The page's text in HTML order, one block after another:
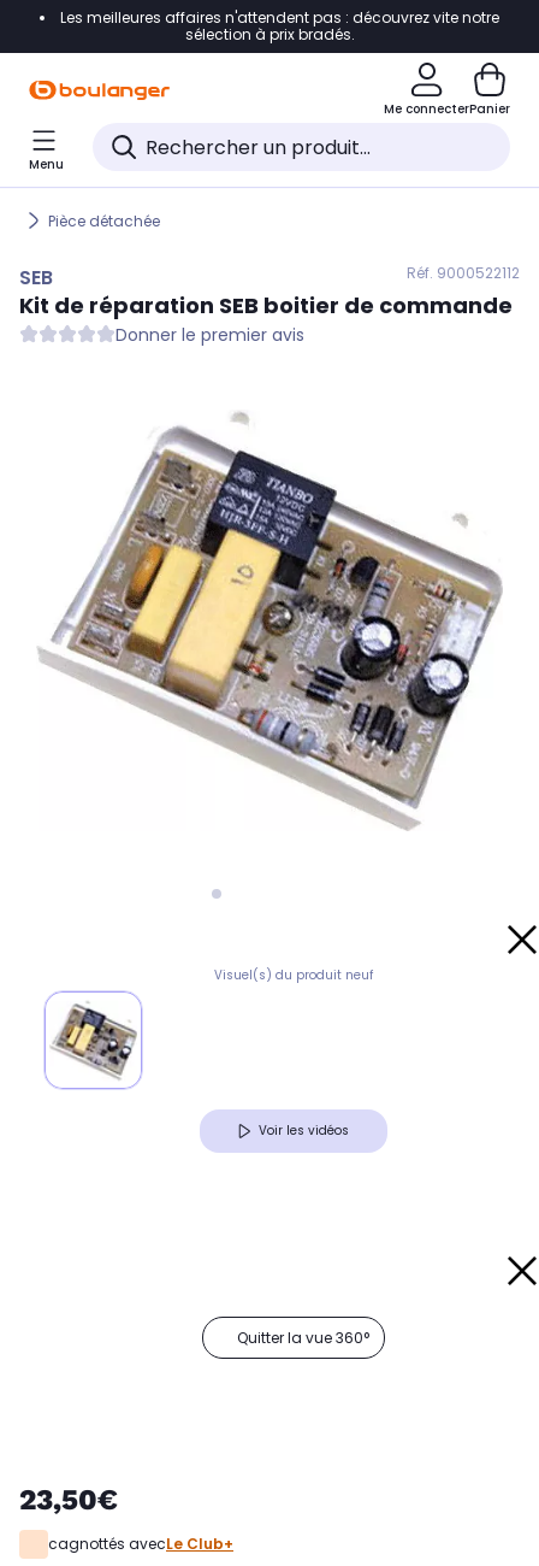
Accéder directement à la navigation
Accéder directement au pied de page
Accéder directement au chatbot
Les meilleures affaires n'attendent pas : découvrez vite notre
sélection à prix bradés.
Me connecterPanier
Menu
Pièce détachée
SEB Réf. 9000522112
Kit de réparation SEB boitier de commande
Donner le premier avis
Visuel(s) du produit neuf
Voir les vidéos
Quitter la vue 360°
23,50€
cagnottés avecLe Club+